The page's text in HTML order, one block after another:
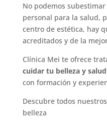
No podemos
personal para la salud,
centro de estética, hay
acreditados y de la
Clínica Mei te ofrece
cuidar tu belleza y salud
con formación y
Descubre todos
belleza